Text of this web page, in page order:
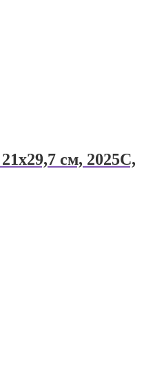
см, 2025C,